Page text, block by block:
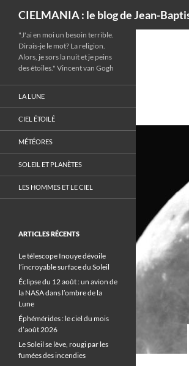
CIELMANIA : le blog de Jean-
"J'ai en moi un besoin terrible.
Dirais-je le mot? La religion.
Alors, je sors la nuit et je peins
des étoiles." Vincent van Gogh
LA LUNE
CIEL ÉTOILÉ
MÉTÉORES
SOLEIL ET PLANÈTES
LES HOMMES ET LE CIEL
ARTICLES RÉCENTS
Le télescope Inouye dévoile
l’incroyable surface du Soleil
Éclipse du 12 août : un avion de
la NASA dans l’ombre de la
Lune
Éphémérides : le ciel du mois
d’août 2026
Le Soleil se lève, rougi par les
fumées des incendies